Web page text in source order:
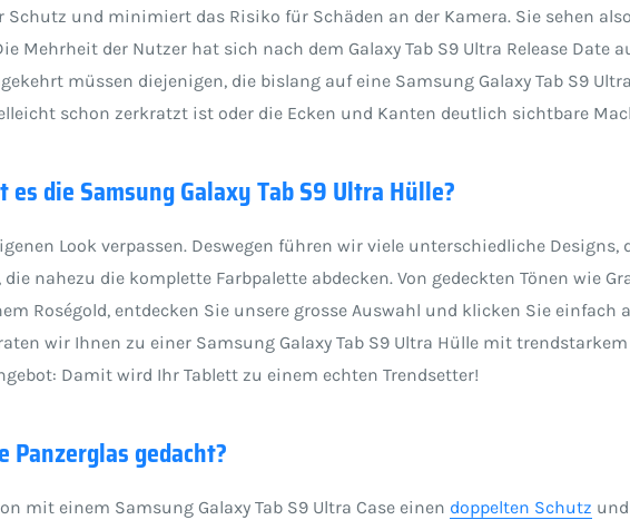
und minimiert das Risiko für Schäden an der Kamera. Sie sehen
Mehrheit der Nutzer hat sich nach dem Galaxy Tab S9 Ultra Release Date
müssen diejenigen, die bislang auf eine Samsung Galaxy Tab S9
schon zerkratzt ist oder die Ecken und Kanten deutlich sichtbare
die Samsung Galaxy Tab S9 Ultra Hülle?
Look verpassen. Deswegen führen wir viele unterschiedliche
nahezu die komplette Farbpalette abdecken. Von gedeckten Tönen wie
Roségold, entdecken Sie unsere grosse Auswahl und klicken Sie einfach
wir Ihnen zu einer Samsung Galaxy Tab S9 Ultra Hülle mit
Damit wird Ihr Tablett zu einem echten Trendsetter!
Panzerglas gedacht?
mit einem Samsung Galaxy Tab S9 Ultra Case einen doppelten Schutz